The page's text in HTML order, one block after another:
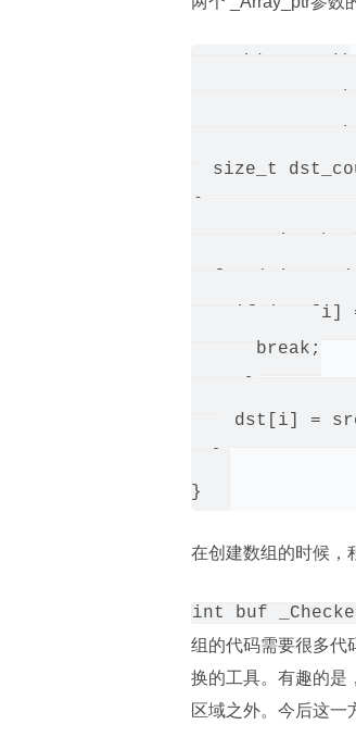
size_t
for (size_t
if (src[i]
      break;
dst[i] =
在创建数组的时候，
int buf
组的代码需要很多代
换的工具。有趣的是
区域之外。今后这一